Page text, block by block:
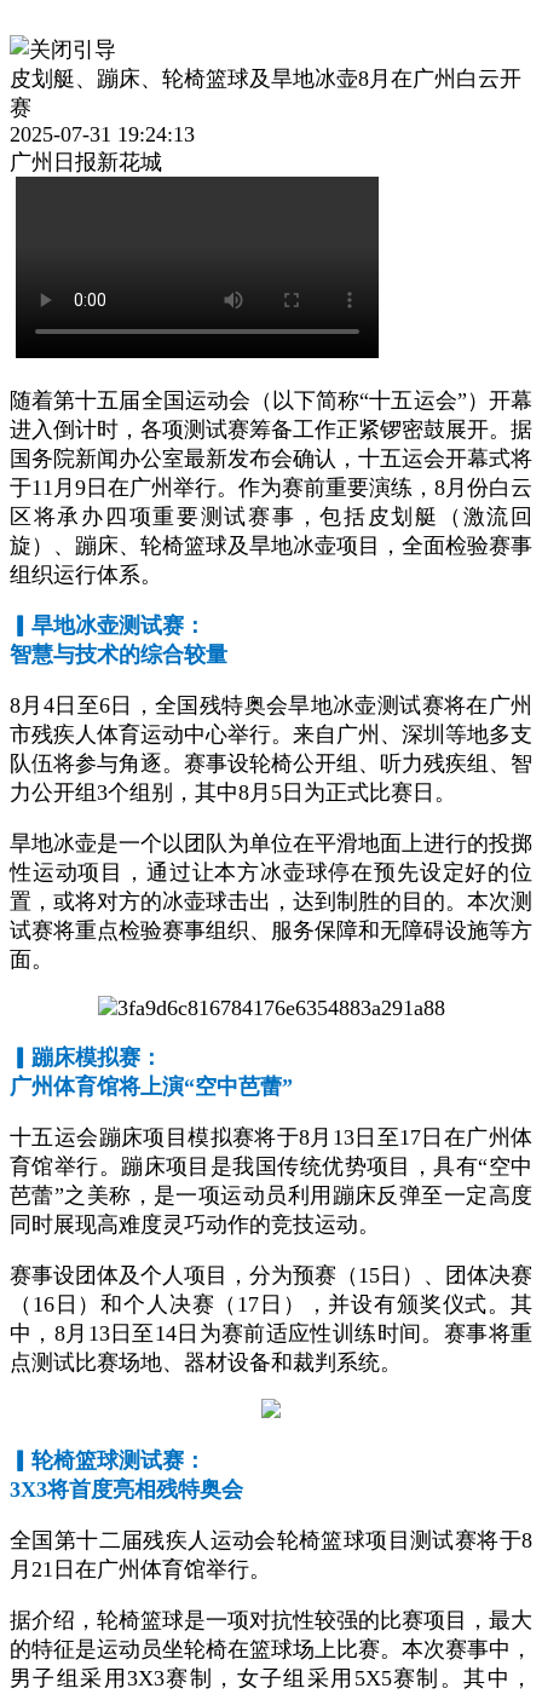
皮划艇、蹦床、轮椅篮球及旱地冰壶8月在广州白云开
赛
2025-07-31 19:24:13
广州日报新花城
随着第十五届全国运动会（以下简称“十五运会”）开幕
进入倒计时，各项测试赛筹备工作正紧锣密鼓展开。据
国务院新闻办公室最新发布会确认，十五运会开幕式将
于11月9日在广州举行。作为赛前重要演练，8月份白云
区将承办四项重要测试赛事，包括皮划艇（激流回
旋）、蹦床、轮椅篮球及旱地冰壶项目，全面检验赛事
组织运行体系。
旱地冰壶测试赛：
智慧与技术的综合较量
8月4日至6日，全国残特奥会旱地冰壶测试赛将在广州
市残疾人体育运动中心举行。来自广州、深圳等地多支
队伍将参与角逐。赛事设轮椅公开组、听力残疾组、智
力公开组3个组别，其中8月5日为正式比赛日。
旱地冰壶是一个以团队为单位在平滑地面上进行的投掷
性运动项目，通过让本方冰壶球停在预先设定好的位
置，或将对方的冰壶球击出，达到制胜的目的。本次测
试赛将重点检验赛事组织、服务保障和无障碍设施等方
面。
▎蹦床模拟赛：
广州体育馆将上演“空中芭蕾”
十五运会蹦床项目模拟赛将于8月13日至17日在广州体
育馆举行。蹦床项目是我国传统优势项目，具有“空中
芭蕾”之美称，是一项运动员利用蹦床反弹至一定高度
同时展现高难度灵巧动作的竞技运动。
赛事设团体及个人项目，分为预赛（15日）、团体决赛
（16日）和个人决赛（17日），并设有颁奖仪式。其
中，8月13日至14日为赛前适应性训练时间。赛事将重
点测试比赛场地、器材设备和裁判系统。
轮椅篮球测试赛：
3X3将首度亮相残特奥会
全国第十二届残疾人运动会轮椅篮球项目测试赛将于8
月21日在广州体育馆举行。
据介绍，轮椅篮球是一项对抗性较强的比赛项目，最大
的特征是运动员坐轮椅在篮球场上比赛。本次赛事中，
男子组采用3X3赛制，女子组采用5X5赛制。其中，